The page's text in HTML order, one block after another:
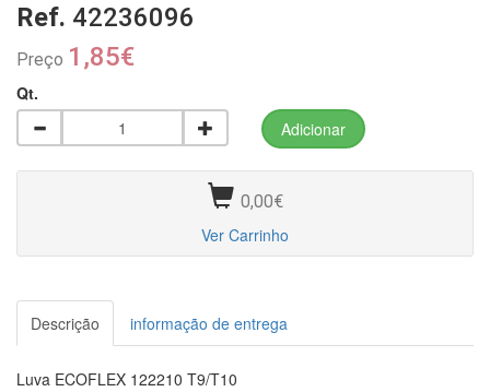
Ref. 42236096
Preço 1,85€
Qt.
0,00€
Ver Carrinho
Descrição informação de entrega
Luva ECOFLEX 122210 T9/T10